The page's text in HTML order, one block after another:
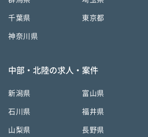
千葉県 東京都
神奈川県
中部・北陸の求人・案件
新潟県 富山県
石川県 福井県
山梨県 長野県